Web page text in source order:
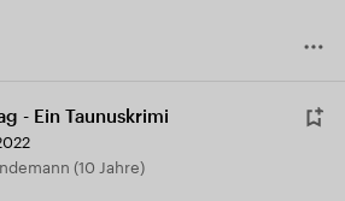
- Ein Taunuskrimi
(10 Jahre)